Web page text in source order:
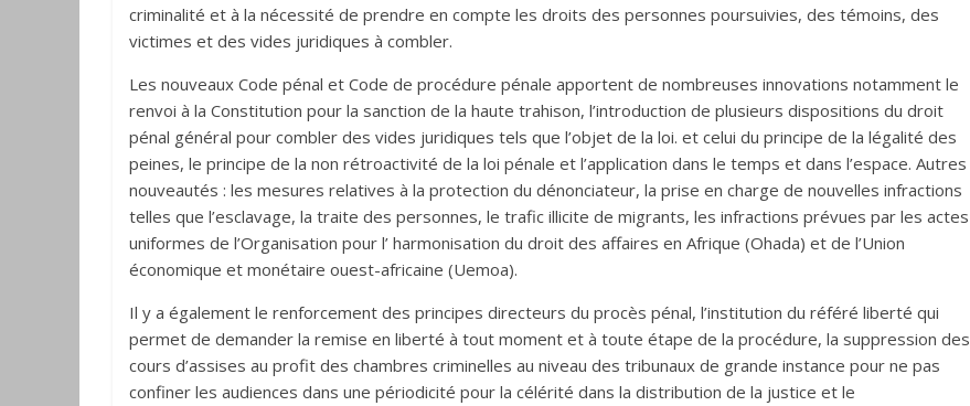
criminalité et à la nécessité de prendre en compte les droits des personnes poursuivies, des témoins, des
victimes et des vides juridiques à combler.
Les nouveaux Code pénal et Code de procédure pénale apportent de nombreuses innovations notamment le
renvoi à la Constitution pour la sanction de la haute trahison, l’introduction de plusieurs dispositions du droit
pénal général pour combler des vides juridiques tels que l’objet de la loi. et celui du principe de la légalité des
peines, le principe de la non rétroactivité de la loi pénale et l’application dans le temps et dans l’espace. Autres
nouveautés : les mesures relatives à la protection du dénonciateur, la prise en charge de nouvelles infractions
telles que l’esclavage, la traite des personnes, le trafic illicite de migrants, les infractions prévues par les actes
uniformes de l’Organisation pour l’ harmonisation du droit des affaires en Afrique (Ohada) et de l’Union
économique et monétaire ouest-africaine (Uemoa).
Il y a également le renforcement des principes directeurs du procès pénal, l’institution du référé liberté qui
permet de demander la remise en liberté à tout moment et à toute étape de la procédure, la suppression des
cours d’assises au profit des chambres criminelles au niveau des tribunaux de grande instance pour ne pas
confiner les audiences dans une périodicité pour la célérité dans la distribution de la justice et le